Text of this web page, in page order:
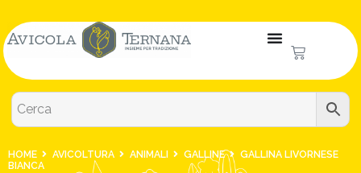
HOME AVICOLTURA ANIMALI GALLINE
GALLINA LIVORNESE
BIANCA